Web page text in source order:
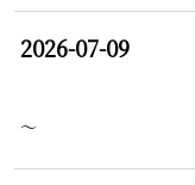
2026-07-09
〜